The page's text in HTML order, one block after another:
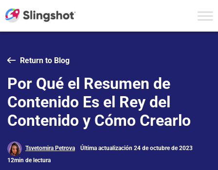
Return to Blog
Por Qué el Resumen de
Contenido Es el Rey del
Contenido y Cómo Crearlo
Tsvetomira Petrova
Última actualización 24 de octubre de 2023
12min de lectura